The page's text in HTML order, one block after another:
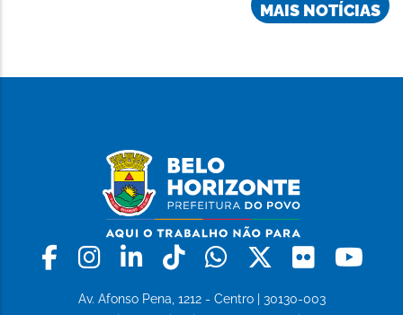
MAIS NOTÍCIAS
Facebook
Instagram
LinkedinTiktokWhatsapp
X Flickr
Av. Afonso Pena, 1212 - Centro | 30130-003